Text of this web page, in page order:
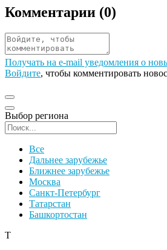
Комментарии (0)
Получать на e‑mail уведомления о
Войдите, чтобы комментировать
Выбор региона
Все
Дальнее зарубежье
Ближнее зарубежье
Москва
Санкт-Петербург
Татарстан
Башкортостан
Т